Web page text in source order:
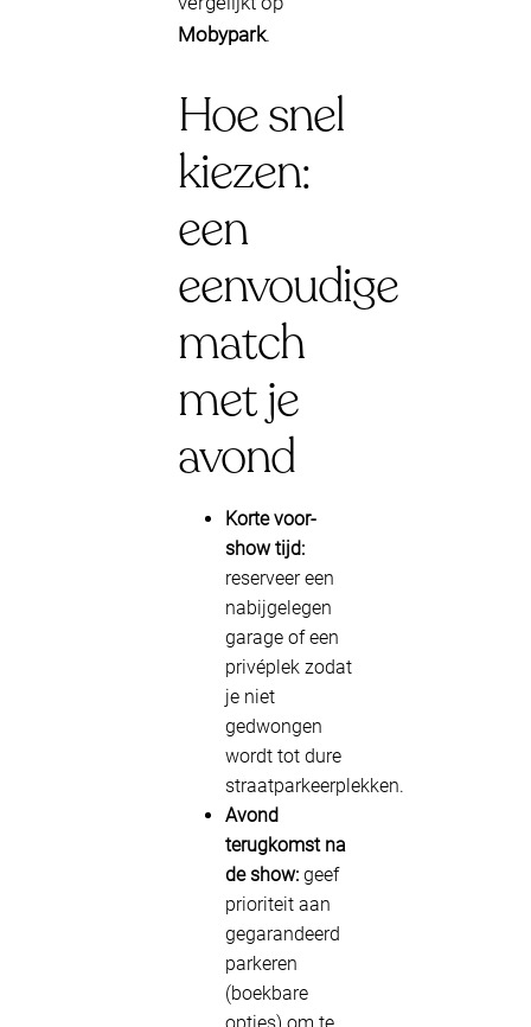
Mobypark.
Hoe snel
kiezen:
een
eenvoudige
match
met je
avond
Korte voor-
show tijd:
reserveer een
nabijgelegen
garage of een
privéplek zodat
je niet
gedwongen
wordt tot dure
straatparkeerplekken.
Avond
terugkomst na
de show: geef
prioriteit aan
gegarandeerd
parkeren
(boekbare